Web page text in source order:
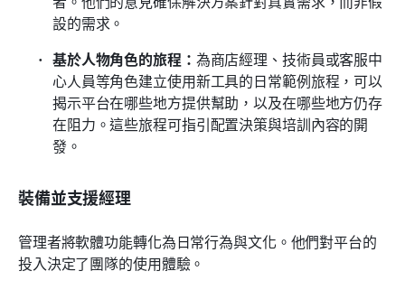
設的需求。
基於人物角色的旅程： 為商店經理、技術員或客服中
心人員等角色建立使用新工具的日常範例旅程，可以
揭示平台在哪些地方提供幫助，以及在哪些地方仍存
在阻力。這些旅程可指引配置決策與培訓內容的開
發。
裝備並支援經理
管理者將軟體功能轉化為日常行為與文化。他們對平台的
投入決定了團隊的使用體驗。